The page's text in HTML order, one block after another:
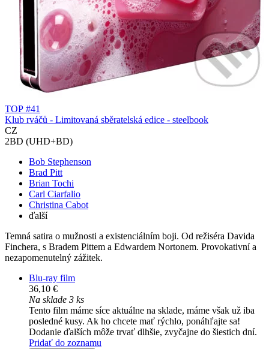
TOP #41
Klub rváčů - Limitovaná sběratelská edice - steelbook
CZ
2BD (UHD+BD)
Bob Stephenson
Brad Pitt
Brian Tochi
Carl Ciarfalio
Christina Cabot
ďalší
Temná satira o mužnosti a existenciálním boji. Od režiséra Davida
Finchera, s Bradem Pittem a Edwardem Nortonem. Provokativní a
nezapomenutelný zážitek.
Blu-ray film
36,10 €
Na sklade 3 ks
Tento film máme síce aktuálne na sklade, máme však už iba
posledné kusy. Ak ho chcete mať rýchlo, ponáhľajte sa!
Dodanie ďalších môže trvať dlhšie, zvyčajne do šiestich dní.
Pridať do zoznamu